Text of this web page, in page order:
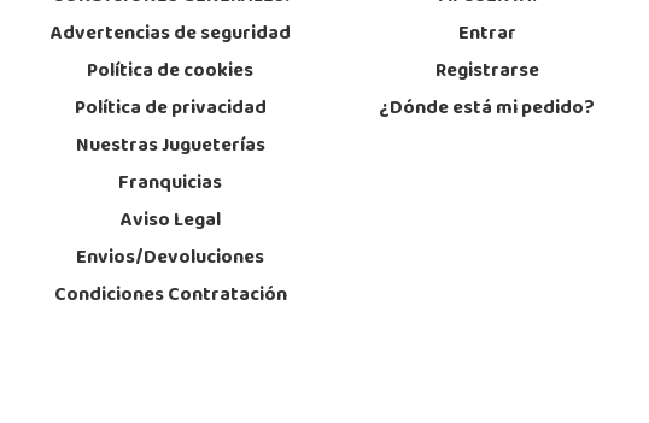
Advertencias de seguridad
Política de cookies
Política de privacidad
Nuestras Jugueterías
Franquicias
Aviso Legal
Envios/Devoluciones
Condiciones Contratación
Entrar
Registrarse
¿Dónde está mi pedido?